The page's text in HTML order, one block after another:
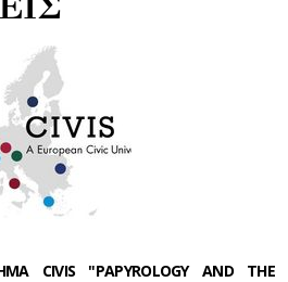
CIVIS "PAPYROLOGY AND THE